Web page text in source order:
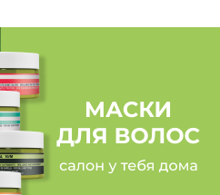
5 минут после нанесения